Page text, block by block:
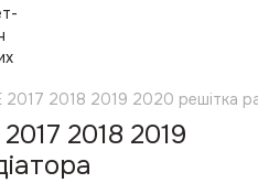
2017 2018 2019 2020 решітка
2018 2019